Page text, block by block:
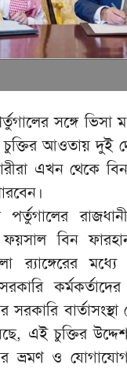
সঙ্গে ভিসা
আওতায় দুই
এখন থেকে
ফয়সাল বিন
র‌্যাঙ্গেরের
সরকারি
এই চুক্তির
ভ্রমণ ও